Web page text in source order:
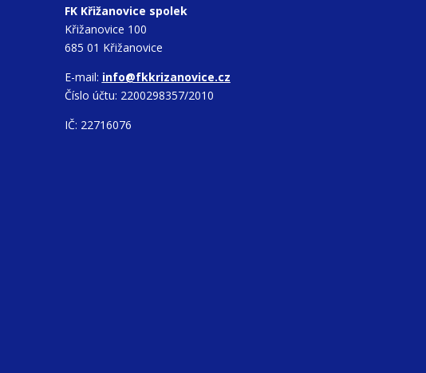
FK Křižanovice spolek
Křižanovice 100
685 01 Křižanovice
E-mail: info@fkkrizanovice.cz
Číslo účtu: 2200298357/2010
IČ: 22716076